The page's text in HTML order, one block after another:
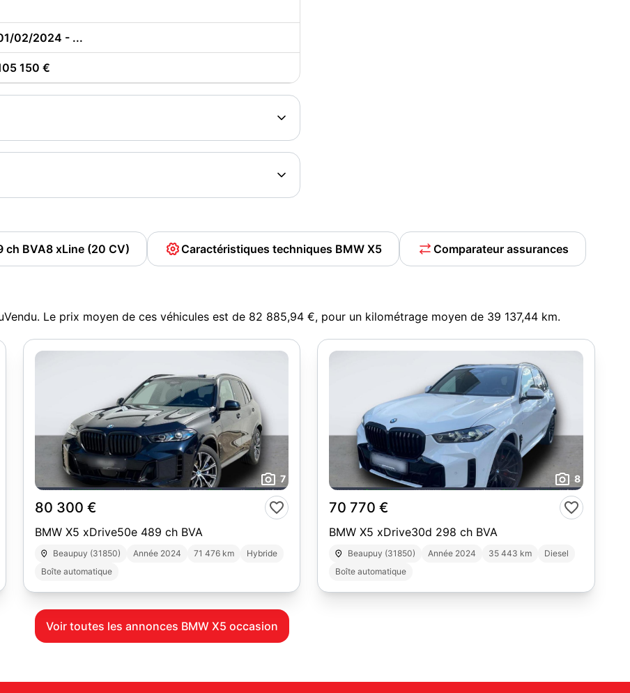
02/2024 - ...
150 €
BVA8 xLine (20 CV) Caractéristiques techniques BMW X5 Comparateur assurances
Le prix moyen de ces véhicules est de 82 885,94 €, pour un kilométrage moyen de 39 137,44 km.
7
80 300 €
BMW X5 xDrive50e 489 ch BVA
Beaupuy (31850) Année 2024 71 476 km
Hybride
Boîte automatique
8
70 770 €
BMW X5 xDrive30d 298 ch BVA
Beaupuy (31850) Année 2024 35 443 km
Diesel
Boîte automatique
Voir toutes les annonces BMW X5 occasion